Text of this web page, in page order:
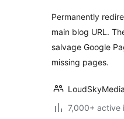
Permanently
main blog URL.
salvage Google
missing pages.
LoudSkyMedia
7,000+ active